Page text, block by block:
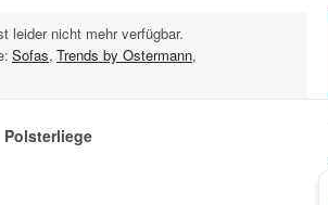
leider nicht mehr verfügbar.
Sofas, Trends by Ostermann,
Polsterliege